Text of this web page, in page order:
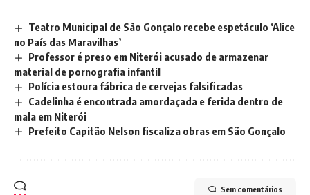
Teatro Municipal de São Gonçalo recebe espetáculo ‘Alice
no País das Maravilhas’
Professor é preso em Niterói acusado de armazenar
material de pornografia infantil
Polícia estoura fábrica de cervejas falsificadas
Cadelinha é encontrada amordaçada e ferida dentro de
mala em Niterói
Prefeito Capitão Nelson fiscaliza obras em São Gonçalo
Sem comentários